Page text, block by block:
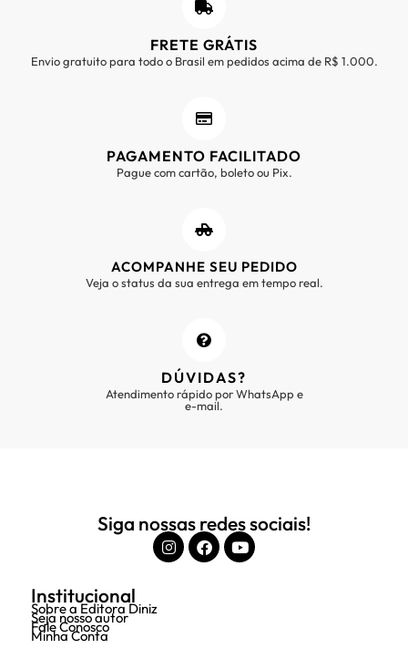
FRETE GRÁTIS
Envio gratuito para todo o Brasil em pedidos acima de R$ 1.000.
PAGAMENTO FACILITADO
Pague com cartão, boleto ou Pix.
ACOMPANHE SEU PEDIDO
Veja o status da sua entrega em tempo real.
DÚVIDAS?
Atendimento rápido por WhatsApp e
e-mail.
Siga nossas redes sociais!
Institucional
Sobre a Editora Diniz
Seja nosso autor
Fale Conosco
Minha Conta